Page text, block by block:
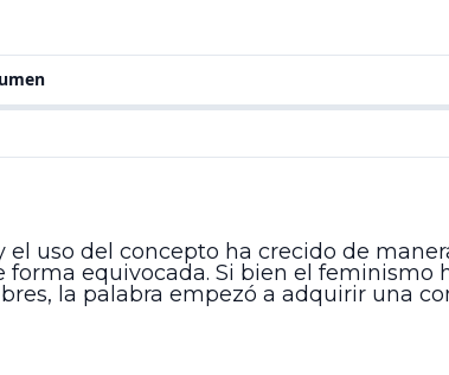
uso del concepto ha crecido de
equivocada. Si bien el
la palabra empezó a adquirir una